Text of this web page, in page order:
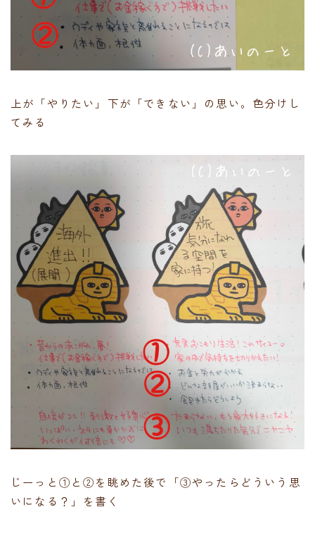
上が「やりたい」下が「できない」の思い。色分けし
てみる
じーっと①と②を眺めた後で「③やったらどういう思
いになる？」を書く